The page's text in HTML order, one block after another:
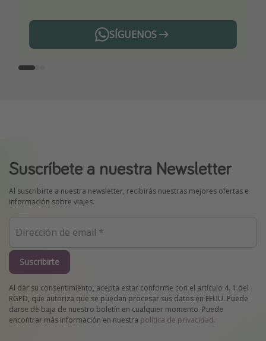
SÍGUENOS
Telegram
Suscríbete a nuestra Newsletter
Al suscribirte a nuestra newsletter, recibirás nuestras mejores ofertas e
información sobre viajes.
Suscribirte
Al dar su consentimiento, acepta estar conforme con el artículo 4. 1.del
RGPD, que autoriza que se puedan procesar sus datos en EEUU. Puede
darse de baja de nuestro boletín en cualquier momento. Puede
encontrar más información en nuestra política de privacidad.